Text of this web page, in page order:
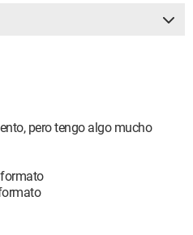
pero tengo algo mucho